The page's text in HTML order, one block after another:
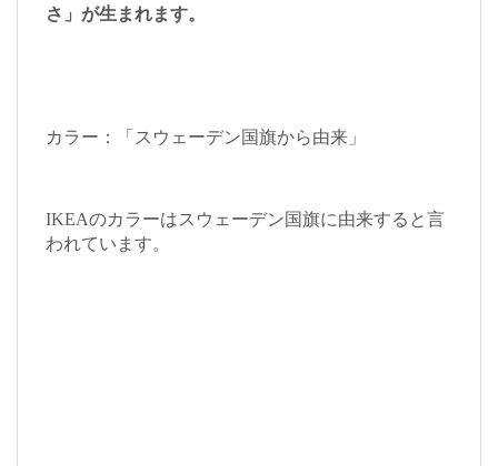
さ」が生まれます。
カラー：「スウェーデン国旗から由来」
IKEAのカラーはスウェーデン国旗に由来すると言
われています。